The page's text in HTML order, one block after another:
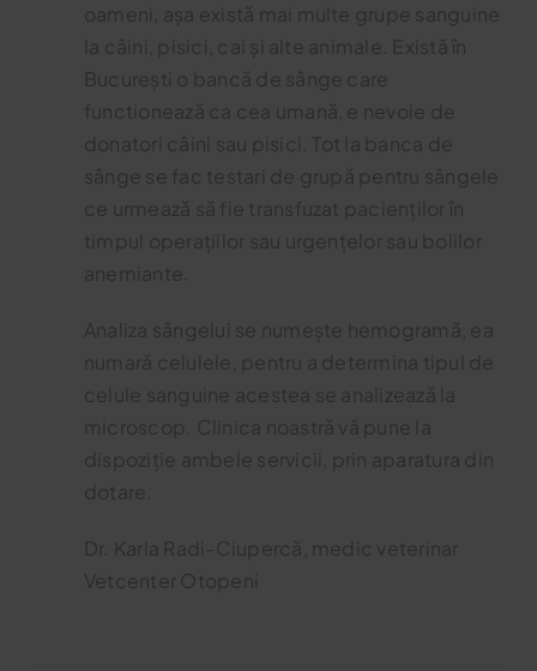
oameni, așa există mai multe grupe sanguine
la câini, pisici, cai și alte animale. Există în
București o bancă de sânge care
functionează ca cea umană, e nevoie de
donatori câini sau pisici. Tot la banca de
sânge se fac testari de grupă pentru sângele
ce urmează să fie transfuzat pacienților în
timpul operațiilor sau urgențelor sau bolilor
anemiante.
Analiza sângelui se numește hemogramă, ea
numară celulele, pentru a determina tipul de
celule sanguine acestea se analizează la
microscop. Clinica noastră vă pune la
dispoziție ambele servicii, prin aparatura din
dotare.
Dr. Karla Radi-Ciupercă, medic veterinar
Vetcenter Otopeni